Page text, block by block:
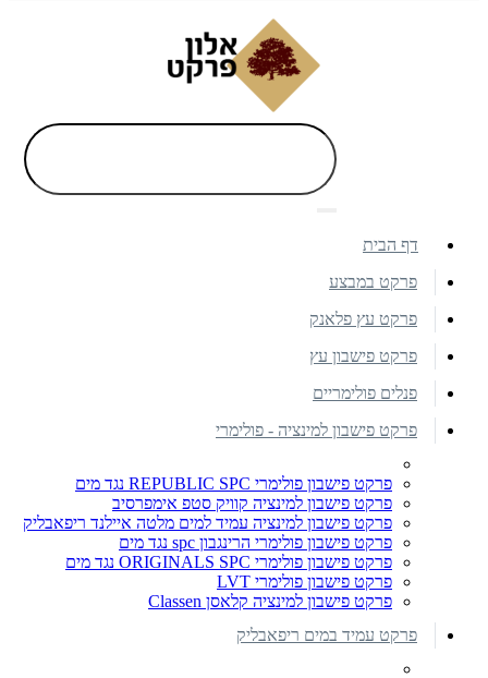
דף הבית
פרקט במבצע
פרקט עץ פלאנק
פרקט פישבון עץ
פנלים פולימריים
פרקט פישבון למינציה - פולימרי
פרקט פישבון פולימרי REPUBLIC SPC נגד מים
פרקט פישבון למינציה קוויק סטפ אימפרסיב
פרקט פישבון למינציה עמיד למים מלטה איילנד ריפאבליק
פרקט פישבון פולימרי הרינגבון spc נגד מים
פרקט פישבון פולימרי ORIGINALS SPC נגד מים
פרקט פישבון פולימרי LVT
פרקט פישבון למינציה קלאסן Classen
פרקט עמיד במים ריפאבליק